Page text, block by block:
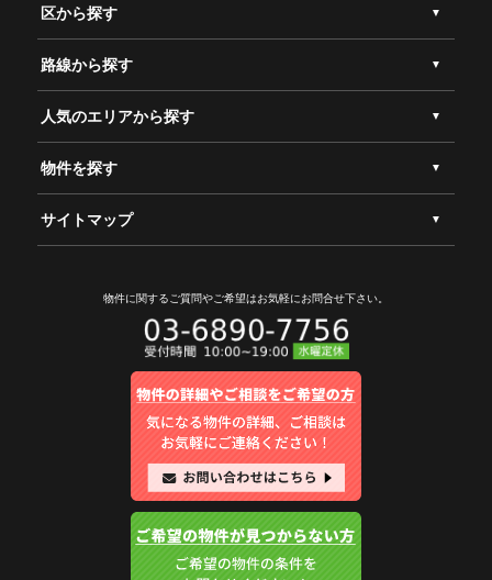
区から探す
路線から探す
人気のエリアから探す
物件を探す
サイトマップ
物件に関するご質問やご希望はお気軽にお問合せ下さい。